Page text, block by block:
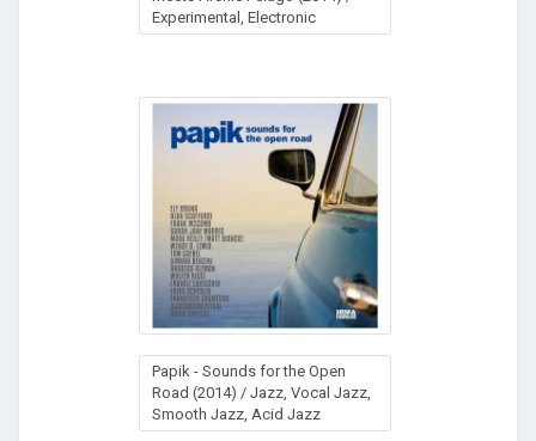
Experimental, Electronic
Papik - Sounds for the Open
Road (2014) / Jazz, Vocal Jazz,
Smooth Jazz, Acid Jazz